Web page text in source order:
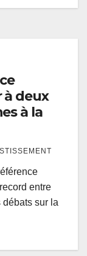
à deux
à la
entre
sur la